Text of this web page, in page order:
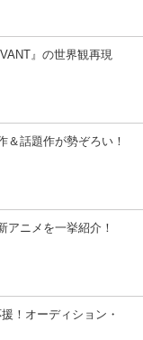
』の世界観再現
＆話題作が勢ぞろい！
アニメを一挙紹介！
！オーディション・